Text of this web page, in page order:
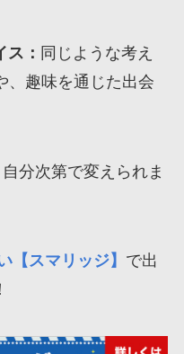
： 同じような考え
、趣味を通じた出会
分次第で変えられま
【スマリッジ】 で出